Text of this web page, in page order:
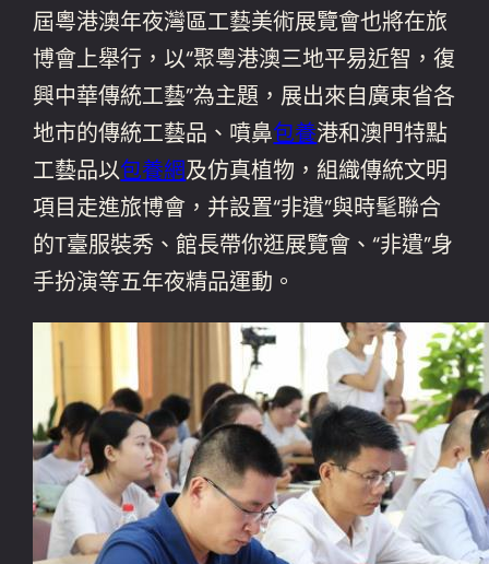
屆粵港澳年夜灣區工藝美術展覽會也將在旅
博會上舉行，以“聚粵港澳三地平易近智，復
興中華傳統工藝”為主題，展出來自廣東省各
地市的傳統工藝品、噴鼻包養港和澳門特點
工藝品以包養網及仿真植物，組織傳統文明
項目走進旅博會，并設置“非遺”與時髦聯合
的T臺服裝秀、館長帶你逛展覽會、“非遺”身
手扮演等五年夜精品運動。